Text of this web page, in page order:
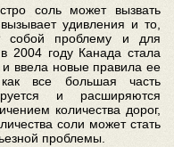
соль может вызвать
удивления и то,
собой проблему и для
году Канада стала
ввела новые правила ее
все большая часть
и расширяются
количества дорог,
соли может стать
проблемы.